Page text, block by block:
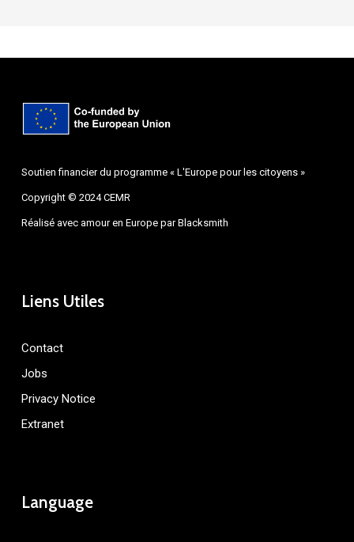
Soutien financier du programme « L'Europe pour les citoyens »
Copyright © 2024 CEMR
Réalisé avec amour en Europe parBlacksmith
Liens Utiles
Contact
Jobs
Privacy Notice
Extranet
Language